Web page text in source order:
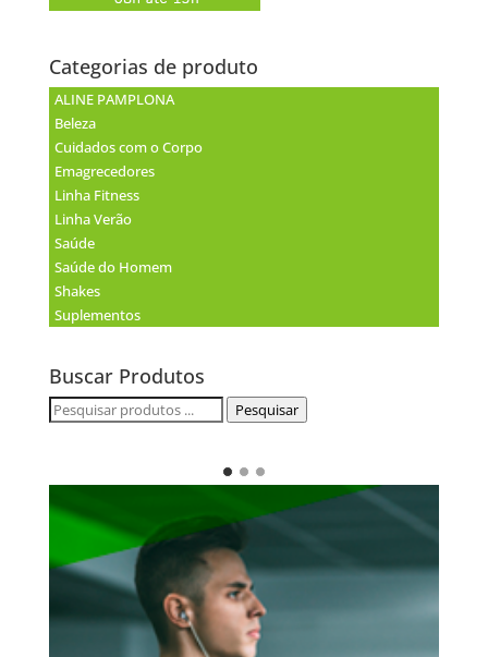
Categorias de produto
ALINE PAMPLONA
Beleza
Cuidados com o Corpo
Emagrecedores
Linha Fitness
Linha Verão
Saúde
Saúde do Homem
Shakes
Suplementos
Buscar Produtos
Pesquisar
Pesquisar